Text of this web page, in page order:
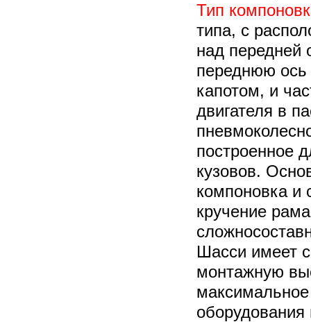
Тип
типа, с
над
переднюю ось
капотом, и
двигателя в
построенное
кузовов.
компоновка и
кручение
Шасси имеет
монтажную